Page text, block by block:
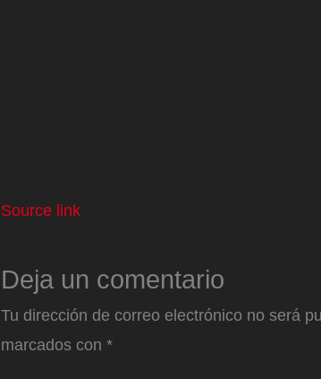
Source link
Deja un comentario
Tu dirección de correo electrónico no será
marcados con *